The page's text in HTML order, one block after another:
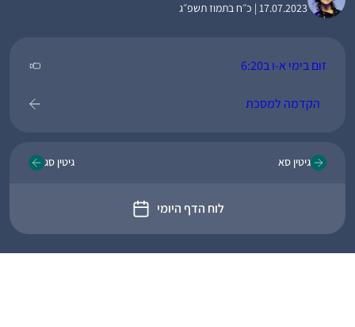
17.07.2023 | כ״ח בתמוז תשפ״ג
זום בימי א-ו ב6:20
הקדמה למסכת
גיטין סא
לוח הדף היומי
גיטין סג